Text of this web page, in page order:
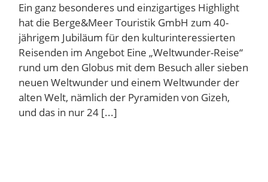
Ein ganz besonderes und einzigartiges Highlight
hat die Berge&Meer Touristik GmbH zum 40-
jährigem Jubiläum für den kulturinteressierten
Reisenden im Angebot Eine „Weltwunder-Reise“
rund um den Globus mit dem Besuch aller sieben
neuen Weltwunder und einem Weltwunder der
alten Welt, nämlich der Pyramiden von Gizeh,
und das in nur 24 [...]